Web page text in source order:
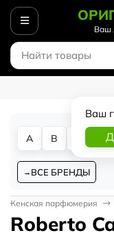
Ваш
Ваш
A B D
ВСЕ БРЕНДЫ
Женская парфюмерия
Roberto